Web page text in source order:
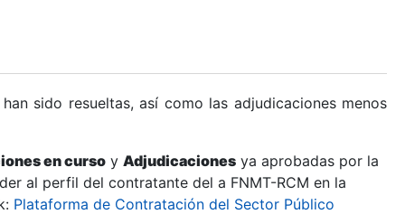
sido resueltas, así como las adjudicaciones menos
en curso y Adjudicaciones ya aprobadas por la
al perfil del contratante del a FNMT-RCM en la
Plataforma de Contratación del Sector Público